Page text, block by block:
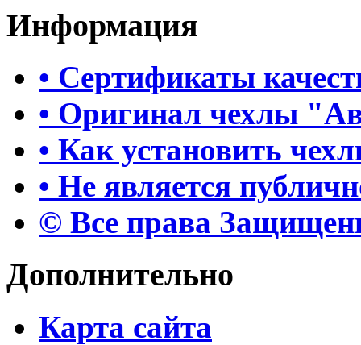
Информация
• Сертификаты
• Оригинал чехлы
• Как установить
• Не является
© Все права
Дополнительно
Карта сайта